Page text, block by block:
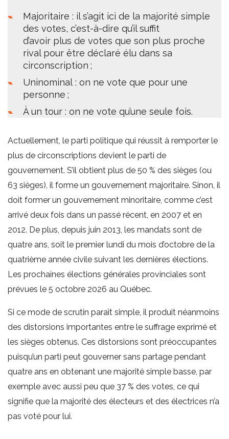
Majoritaire : il s’agit ici de la majorité simple
des votes, c’est-à-dire qu’il suffit
d’avoir plus de votes que son plus proche
rival pour être déclaré élu dans sa
circonscription ;
Uninominal : on ne vote que pour une
personne ;
À un tour : on ne vote qu’une seule fois.
Actuellement, le parti politique qui réussit à remporter le
plus de circonscriptions devient le parti de
gouvernement. S’il obtient plus de 50 % des sièges (ou
63 sièges), il forme un gouvernement majoritaire. Sinon, il
doit former un gouvernement minoritaire, comme c’est
arrivé deux fois dans un passé récent, en 2007 et en
2012. De plus, depuis juin 2013, les mandats sont de
quatre ans, soit le premier lundi du mois d’octobre de la
quatrième année civile suivant les dernières élections.
Les prochaines élections générales provinciales sont
prévues le 5 octobre 2026 au Québec.
Si ce mode de scrutin paraît simple, il produit néanmoins
des distorsions importantes entre le suffrage exprimé et
les sièges obtenus. Ces distorsions sont préoccupantes
puisqu’un parti peut gouverner sans partage pendant
quatre ans en obtenant une majorité simple basse, par
exemple avec aussi peu que 37 % des votes, ce qui
signifie que la majorité des électeurs et des électrices n’a
pas voté pour lui.